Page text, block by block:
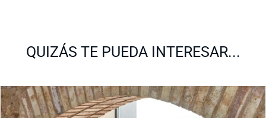
QUIZÁS TE PUEDA INTERESAR...